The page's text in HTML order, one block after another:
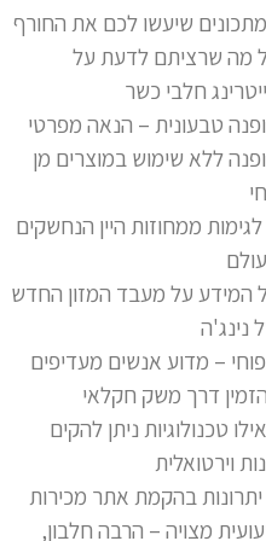
שיעשו לכם את החורף
מה שרציתם לדעת על
חלבי כשר
טבעונית – הנאה מפרטי
ללא שימוש במוצרים מן
5 לגימות ממחוזות היין הנחשקים
המידע על מעבד המזון החדש
נינג'ה
– מדוע אנשים מעדיפים
דרך משק חקלאי
טכנולוגיות ניתן להקים
וירטואלית
מצויה – הרבה חלבון,